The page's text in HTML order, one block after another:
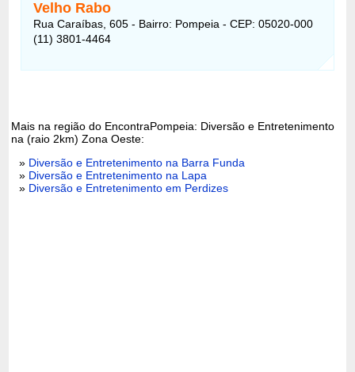
Velho Rabo
Rua Caraíbas, 605 - Bairro: Pompeia - CEP: 05020-000
(11) 3801-4464
Mais na região do EncontraPompeia: Diversão e Entretenimento
na (raio 2km) Zona Oeste:
» Diversão e Entretenimento na Barra Funda
» Diversão e Entretenimento na Lapa
» Diversão e Entretenimento em Perdizes